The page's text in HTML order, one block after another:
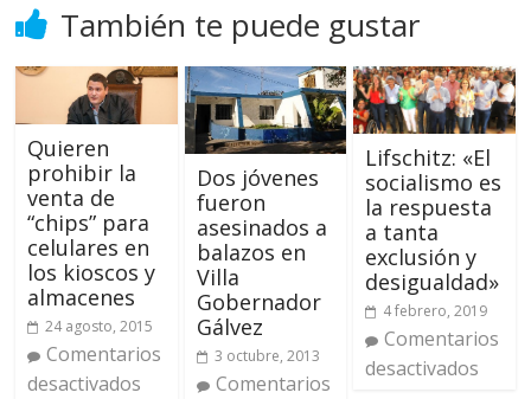
También te puede gustar
Quieren
prohibir la
venta de
“chips” para
celulares en
los kioscos y
almacenes
24 agosto, 2015
Comentarios
desactivados
Dos jóvenes
fueron
asesinados a
balazos en
Villa
Gobernador
Gálvez
3 octubre, 2013
Comentarios
Lifschitz: «El
socialismo es
la respuesta
a tanta
exclusión y
desigualdad»
4 febrero, 2019
Comentarios
desactivados